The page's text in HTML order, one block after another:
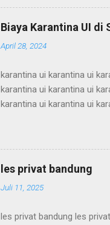
supercamp ui supercamp
supercamp ui supercamp
supercamp ui supercamp
supercamp ui supercamp
Biaya Karantina UI di
April 28, 2024
karantina ui karantina ui
karantina ui karantina ui
karantina ui karantina ui
karantina ui karantina ui
karantina ui karantina ui
karantina ui karantina ui
karantina ui karant...
les privat bandung
Juli 11, 2025
les privat bandung les